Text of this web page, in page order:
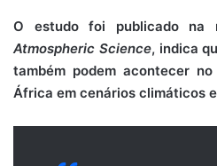
O estudo foi publicado na
Atmospheric Science, indica
também podem acontecer
África em cenários climáticos